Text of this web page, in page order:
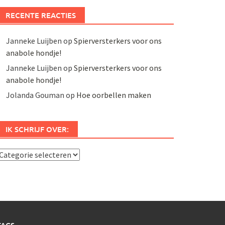
RECENTE REACTIES
Janneke Luijben op Spierversterkers voor ons
anabole hondje!
Janneke Luijben op Spierversterkers voor ons
anabole hondje!
Jolanda Gouman op Hoe oorbellen maken
IK SCHRIJF OVER: